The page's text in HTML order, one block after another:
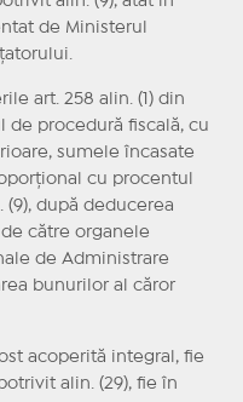
de Ministerul
art. 258 alin. (1) din
de procedură fiscală, cu
sumele încasate
cu procentul
după deducerea
către organele
de Administrare
bunurilor al căror
acoperită integral, fie
alin. (29), fie în